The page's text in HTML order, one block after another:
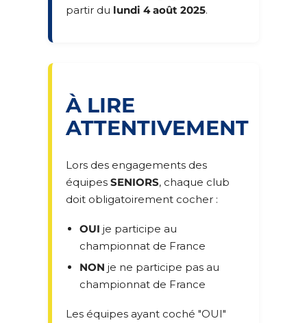
partir du lundi 4 août 2025.
À LIRE
ATTENTIVEMENT
Lors des engagements des
équipes SENIORS, chaque club
doit obligatoirement cocher :
OUI je participe au
championnat de France
NON je ne participe pas au
championnat de France
Les équipes ayant coché "OUI"